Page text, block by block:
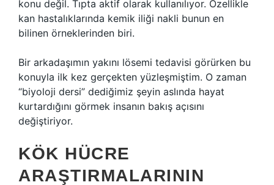
konu değil. Tıpta aktif olarak kullanılıyor. Özellikle
kan hastalıklarında kemik iliği nakli bunun en
bilinen örneklerinden biri.
Bir arkadaşımın yakını lösemi tedavisi görürken bu
konuyla ilk kez gerçekten yüzleşmiştim. O zaman
“biyoloji dersi” dediğimiz şeyin aslında hayat
kurtardığını görmek insanın bakış açısını
değiştiriyor.
KÖK HÜCRE
ARAŞTIRMALARININ